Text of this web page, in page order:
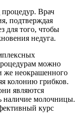
Врач
подтверждая
для того, чтобы
недуга.
можно
же неокрашенного
колонию грибков.
являются
наличие молочницы.
курс